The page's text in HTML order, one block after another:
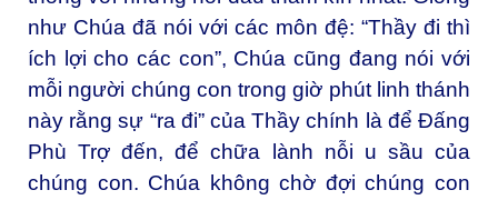
như Chúa đã nói với các môn đệ: “Thầy đi thì
ích lợi cho các con”, Chúa cũng đang nói với
mỗi người chúng con trong giờ phút linh thánh
này rằng sự “ra đi” của Thầy chính là để Đấng
Phù Trợ đến, để chữa lành nỗi u sầu của
chúng con. Chúa không chờ đợi chúng con